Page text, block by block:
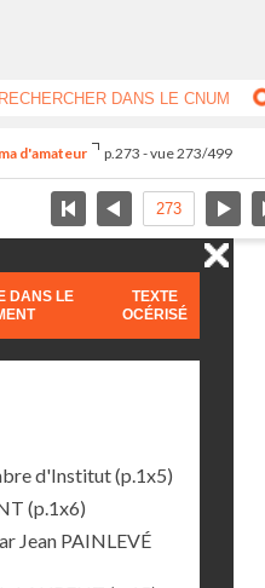
d'amateur p.273 - vue 273/499
DANS LE
TEXTE
OCÉRISÉ
d'Institut(p.1x5)
(p.1x6)
Jean PAINLEVÉ